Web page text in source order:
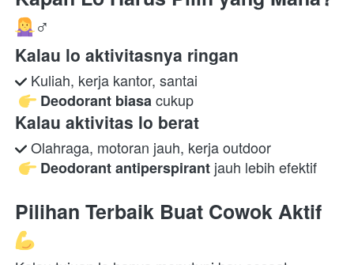
‍♂️
Kalau lo aktivitasnya ringan
Kuliah, kerja kantor, santai
Deodorant biasa cukup
Kalau aktivitas lo berat
Olahraga, motoran jauh, kerja outdoor
Deodorant antiperspirant jauh lebih efektif